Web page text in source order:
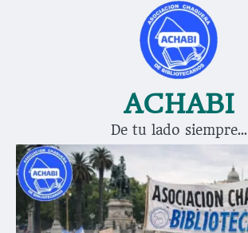
ACHABI
De tu lado siempre…